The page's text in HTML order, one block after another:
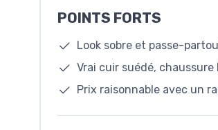
POINTS FORTS
Look sobre et passe-
Vrai cuir suédé,
Prix raisonnable avec un